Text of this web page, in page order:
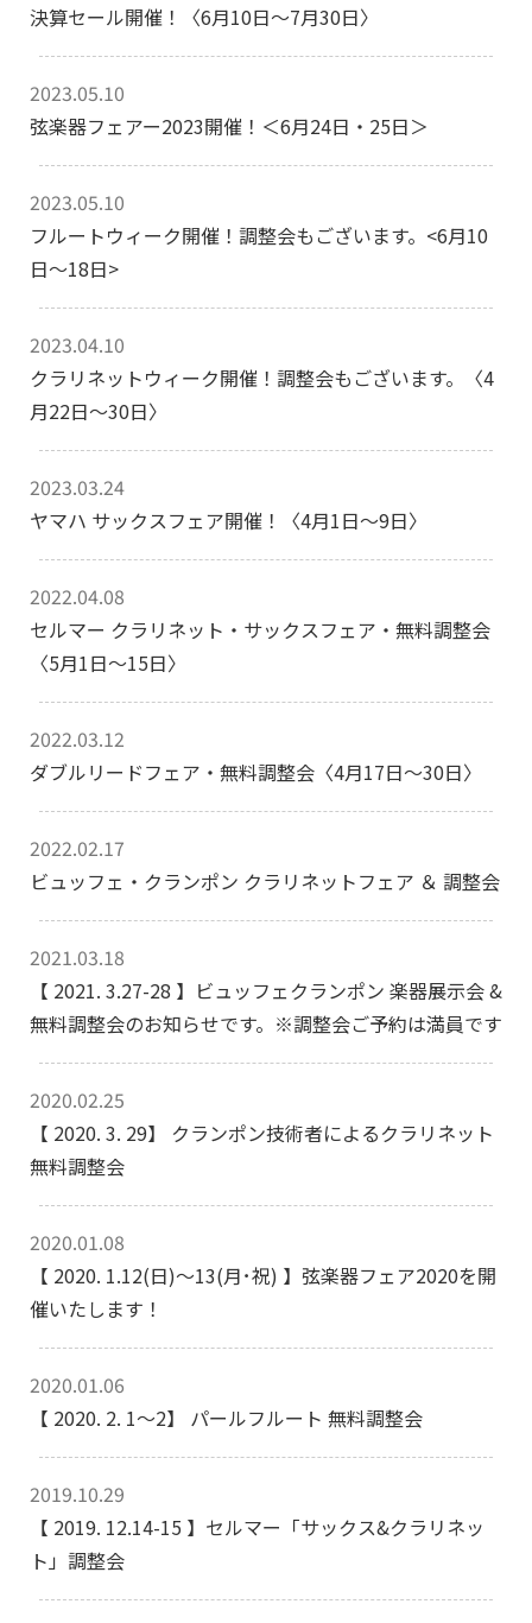
決算セール開催！〈6月10日～7月30日〉
2023.05.10
弦楽器フェアー2023開催！＜6月24日・25日＞
2023.05.10
フルートウィーク開催！調整会もございます。<6月10
日～18日>
2023.04.10
クラリネットウィーク開催！調整会もございます。〈4
月22日～30日〉
2023.03.24
ヤマハ サックスフェア開催！〈4月1日～9日〉
2022.04.08
セルマー クラリネット・サックスフェア・無料調整会
〈5月1日～15日〉
2022.03.12
ダブルリードフェア・無料調整会〈4月17日～30日〉
2022.02.17
ビュッフェ・クランポン クラリネットフェア ＆ 調整会
2021.03.18
【 2021. 3.27-28 】ビュッフェクランポン 楽器展示会 &
無料調整会のお知らせです。※調整会ご予約は満員です
2020.02.25
【 2020. 3. 29】 クランポン技術者によるクラリネット
無料調整会
2020.01.08
【 2020. 1.12(日)～13(月･祝) 】弦楽器フェア2020を開
催いたします！
2020.01.06
【 2020. 2. 1～2】 パールフルート 無料調整会
2019.10.29
【 2019. 12.14-15 】セルマー「サックス&クラリネッ
ト」調整会